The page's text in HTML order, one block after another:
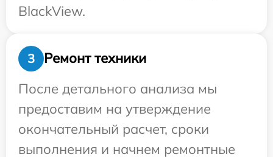
BlackView.
3
Ремонт техники
После детального анализа мы
предоставим на утверждение
окончательный расчет, сроки
выполнения и начнем ремонтные